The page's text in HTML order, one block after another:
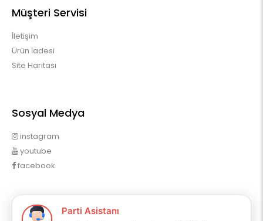
Müşteri Servisi
İletişim
Ürün İadesi
Site Haritası
Sosyal Medya
instagram
youtube
facebook
Profilim